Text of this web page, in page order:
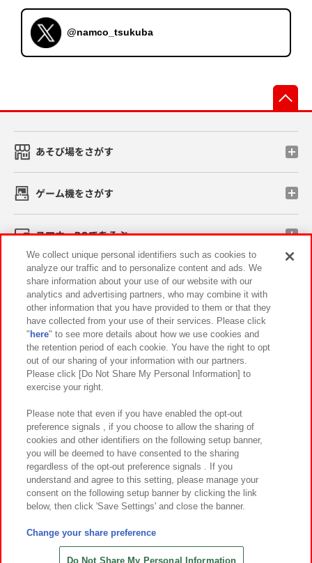
@namco_tsukuba
あそび場をさがす
ゲーム機をさがす
スマホ・PCであそぶ
イベント・キャンペーン
関連会社 サステナビリティ サイトポリシー
プライバシーポリシー ウェブアクセシビリティ方針と検証結果
お取引先さまとともに
カスタマーハラスメント対応方針 よくあるご質問・お問い合わせ
©Bandai Namco Amusement Inc.
©Bandai Namco Amusement Lab Inc.
©HANAYASHIKI Co., Ltd. All Rights Reserved.
We collect unique personal identifiers such as cookies to
analyze our traffic and to personalize content and ads. We
share information about your use of our website with our
analytics and advertising partners, who may combine it with
other information that you have provided to them or that they
have collected from your use of their services. Please click
" here" to see more details about how we use cookies and
the retention period of each cookie. You have the right to opt
out of our sharing of your information with our partners.
Please click [Do Not Share My Personal Information] to
exercise your right.
Please note that even if you have enabled the opt-out
preference signals , if you choose to allow the sharing of
cookies and other identifiers on the following setup banner,
you will be deemed to have consented to the sharing
regardless of the opt-out preference signals . If you
understand and agree to this setting, please manage your
consent on the following setup banner by clicking the link
below, then click 'Save Settings' and close the banner.
Change your share preference
Do Not Share My Personal Information